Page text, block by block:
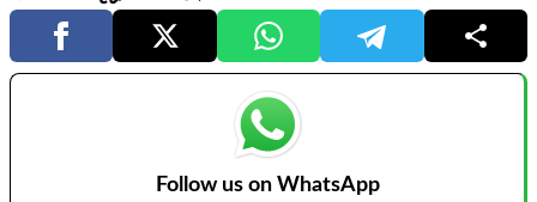
Follow us on WhatsApp